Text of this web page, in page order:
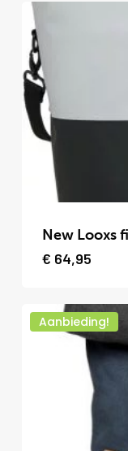
optie
kan
gekozen
worden
op
de
productpagina
product
heeft
Deze
New Looxs
€ 64,95
Aanbieding!